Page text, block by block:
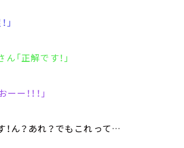
」
「正解です！」
ー！！！」
！ん？あれ？でもこれって…